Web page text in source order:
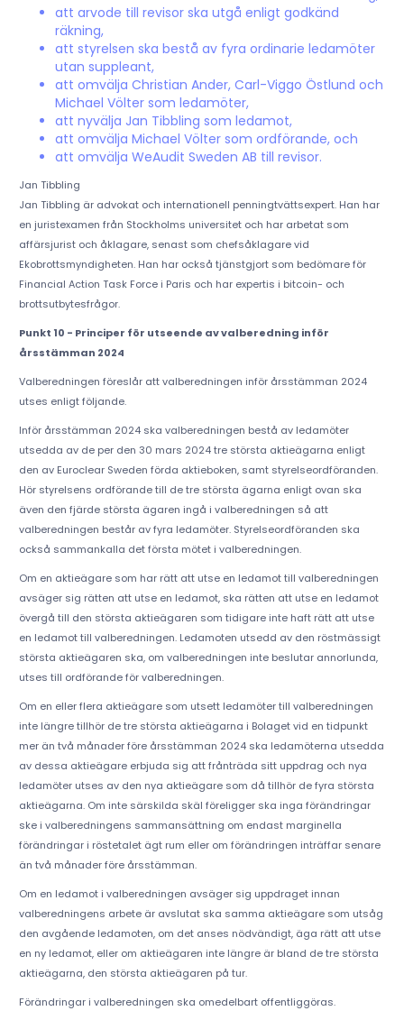
att arvode till revisor ska utgå enligt godkänd
räkning,
att styrelsen ska bestå av fyra ordinarie ledamöter
utan suppleant,
att omvälja Christian Ander, Carl-Viggo Östlund och
Michael Völter som ledamöter,
att nyvälja Jan Tibbling som ledamot,
att omvälja Michael Völter som ordförande, och
att omvälja WeAudit Sweden AB till revisor.
Jan Tibbling
Jan Tibbling är advokat och internationell penningtvättsexpert. Han har
en juristexamen från Stockholms universitet och har arbetat som
affärsjurist och åklagare, senast som chefsåklagare vid
Ekobrottsmyndigheten. Han har också tjänstgjort som bedömare för
Financial Action Task Force i Paris och har expertis i bitcoin- och
brottsutbytesfrågor.
Punkt 10 - Principer för utseende av valberedning inför
årsstämman 2024
Valberedningen föreslår att valberedningen inför årsstämman 2024
utses enligt följande.
Inför årsstämman 2024 ska valberedningen bestå av ledamöter
utsedda av de per den 30 mars 2024 tre största aktieägarna enligt
den av Euroclear Sweden förda aktieboken, samt styrelseordföranden.
Hör styrelsens ordförande till de tre största ägarna enligt ovan ska
även den fjärde största ägaren ingå i valberedningen så att
valberedningen består av fyra ledamöter. Styrelseordföranden ska
också sammankalla det första mötet i valberedningen.
Om en aktieägare som har rätt att utse en ledamot till valberedningen
avsäger sig rätten att utse en ledamot, ska rätten att utse en ledamot
övergå till den största aktieägaren som tidigare inte haft rätt att utse
en ledamot till valberedningen. Ledamoten utsedd av den röstmässigt
största aktieägaren ska, om valberedningen inte beslutar annorlunda,
utses till ordförande för valberedningen.
Om en eller flera aktieägare som utsett ledamöter till valberedningen
inte längre tillhör de tre största aktieägarna i Bolaget vid en tidpunkt
mer än två månader före årsstämman 2024 ska ledamöterna utsedda
av dessa aktieägare erbjuda sig att frånträda sitt uppdrag och nya
ledamöter utses av den nya aktieägare som då tillhör de fyra största
aktieägarna. Om inte särskilda skäl föreligger ska inga förändringar
ske i valberedningens sammansättning om endast marginella
förändringar i röstetalet ägt rum eller om förändringen inträffar senare
än två månader före årsstämman.
Om en ledamot i valberedningen avsäger sig uppdraget innan
valberedningens arbete är avslutat ska samma aktieägare som utsåg
den avgående ledamoten, om det anses nödvändigt, äga rätt att utse
en ny ledamot, eller om aktieägaren inte längre är bland de tre största
aktieägarna, den största aktieägaren på tur.
Förändringar i valberedningen ska omedelbart offentliggöras.